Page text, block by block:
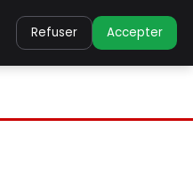
Refuser Accepter